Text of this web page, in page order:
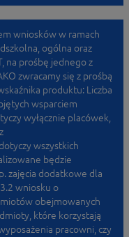
wniosków w ramach
ogólna oraz
na prośbę jednego z
zwracamy się z prośbą
produktu: Liczba
wsparciem
wyłącznie placówek,
wszystkich
będzie
zajęcia dodatkowe dla
wniosku o
obejmowanych
które korzystają
pracowni, czy